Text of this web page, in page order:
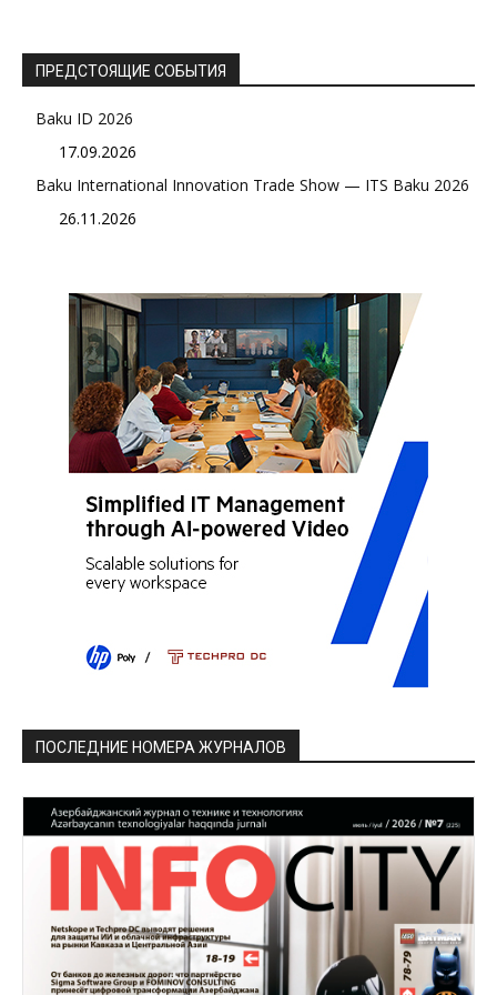
ПРЕДСТОЯЩИЕ СОБЫТИЯ
Baku ID 2026
17.09.2026
Baku International Innovation Trade Show — ITS Baku 2026
26.11.2026
ПОСЛЕДНИЕ НОМЕРА ЖУРНАЛОВ